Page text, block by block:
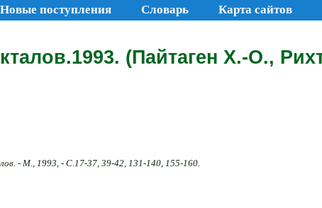
Новые поступления Словарь Карта сайтов
(Пайтаген Х.-О.,
- М., 1993, - С.17-37, 39-42, 131-140, 155-160.